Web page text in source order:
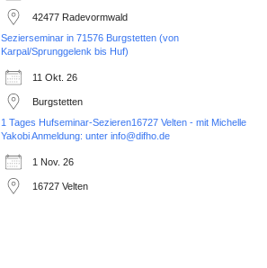
42477 Radevormwald
Sezierseminar in 71576 Burgstetten (von
Karpal/Sprunggelenk bis Huf)
11 Okt. 26
Burgstetten
1 Tages Hufseminar-Sezieren16727 Velten - mit Michelle
Yakobi Anmeldung: unter info@difho.de
1 Nov. 26
16727 Velten